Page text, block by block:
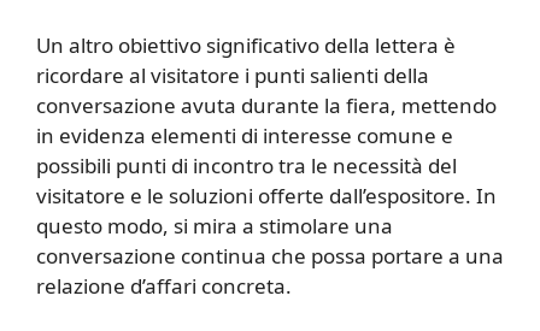
Un altro obiettivo significativo della lettera è
ricordare al visitatore i punti salienti della
conversazione avuta durante la fiera, mettendo
in evidenza elementi di interesse comune e
possibili punti di incontro tra le necessità del
visitatore e le soluzioni offerte dall’espositore. In
questo modo, si mira a stimolare una
conversazione continua che possa portare a una
relazione d’affari concreta.